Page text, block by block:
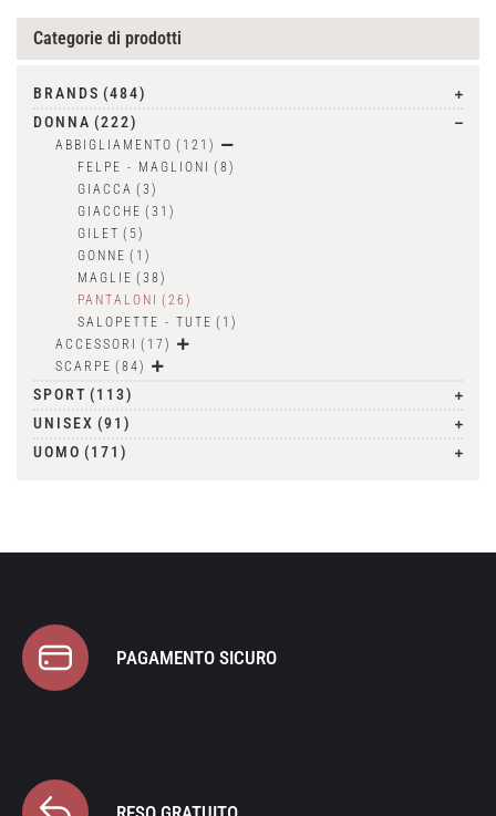
Categorie di prodotti
BRANDS (484)
DONNA (222)
ABBIGLIAMENTO (121)
FELPE - MAGLIONI
(8)
GIACCA (3)
GIACCHE (31)
GILET (5)
GONNE (1)
MAGLIE (38)
PANTALONI
(26)
SALOPETTE - TUTE (1)
ACCESSORI
(17)
SCARPE (84)
SPORT (113)
UNISEX (91)
UOMO (171)
PAGAMENTO SICURO